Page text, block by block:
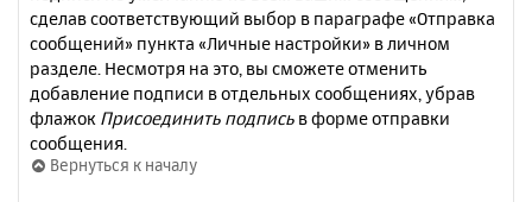
сделав соответствующий выбор в параграфе «Отправка
сообщений» пункта «Личные настройки» в личном
разделе. Несмотря на это, вы сможете отменить
добавление подписи в отдельных сообщениях, убрав
флажок Присоединить подпись в форме отправки
сообщения.
Вернуться к началу